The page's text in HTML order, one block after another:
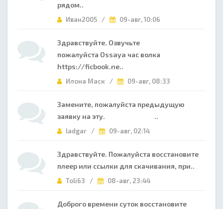
рядом..
Иван2005 / 09-авг, 10:06
Здравствуйте. Озвучьте
пожалуйста Ossaya час волка
https://ficbook.ne..
Илона Маск / 09-авг, 08:33
Замените, пожалуйста предыдущую
заявку на эту. ..
ladgar / 09-авг, 02:14
Здравствуйте. Пожалуйста восстановите
плеер или ссылки для скачивания, при..
Toli63 / 08-авг, 23:44
Доброго времени суток восстановите